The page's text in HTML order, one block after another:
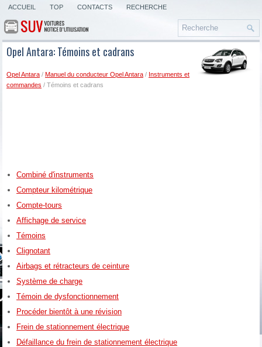
ACCUEIL TOP CONTACTS RECHERCHE
Opel Antara: Témoins et cadrans
Opel Antara /Manuel du conducteur Opel Antara / Instruments et
commandes / Témoins et cadrans
Combiné d'instruments
Compteur kilométrique
Compte-tours
Affichage de service
Témoins
Clignotant
Airbags et rétracteurs de ceinture
Système de charge
Témoin de dysfonctionnement
Procéder bientôt à une révision
Frein de stationnement électrique
Défaillance du frein de stationnement électrique